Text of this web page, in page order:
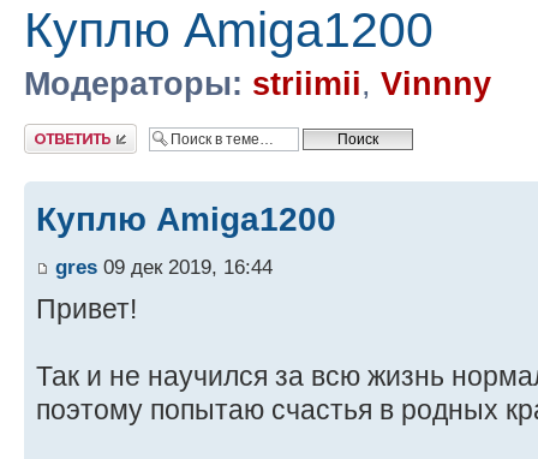
Куплю Amiga1200
Модераторы: striimii, Vinnny
Ответить
Куплю Amiga1200
gres 09 дек 2019, 16:44
Привет!
Так и не научился за всю жизнь
поэтому попытаю счастья в родных